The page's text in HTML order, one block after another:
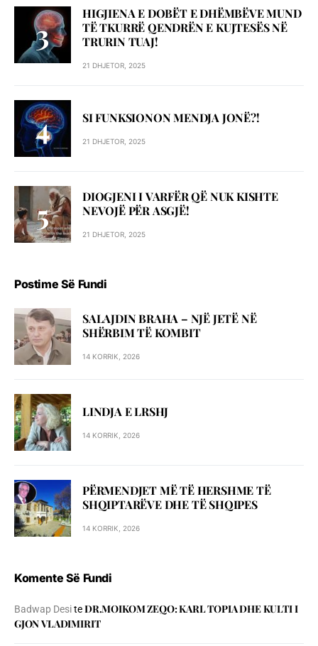
HIGJIENA E DOBËT E DHËMBËVE MUND
TË TKURRË QENDRËN E KUJTESËS NË
TRURIN TUAJ!
21 DHJETOR, 2025
SI FUNKSIONON MENDJA JONË?!
21 DHJETOR, 2025
DIOGJENI I VARFËR QË NUK KISHTE
NEVOJË PËR ASGJË!
21 DHJETOR, 2025
Postime Së Fundi
SALAJDIN BRAHA – NJЁ JETЁ NЁ
SHЁRBIM TЁ KOMBIT
14 KORRIK, 2026
LINDJA E LRSHJ
14 KORRIK, 2026
PËRMENDJET MË TË HERSHME TË
SHQIPTARËVE DHE TË SHQIPES
14 KORRIK, 2026
Komente Së Fundi
Badwap DesiteDR.MOIKOM ZEQO: KARL TOPIA DHE KULTI I
GJON VLADIMIRIT